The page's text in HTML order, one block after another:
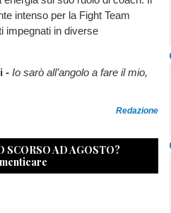
intenso per la Fight Team
impegnati in diverse
- Io sarò all’angolo a fare il mio,
Redazione
SCORSO AD AGOSTO?